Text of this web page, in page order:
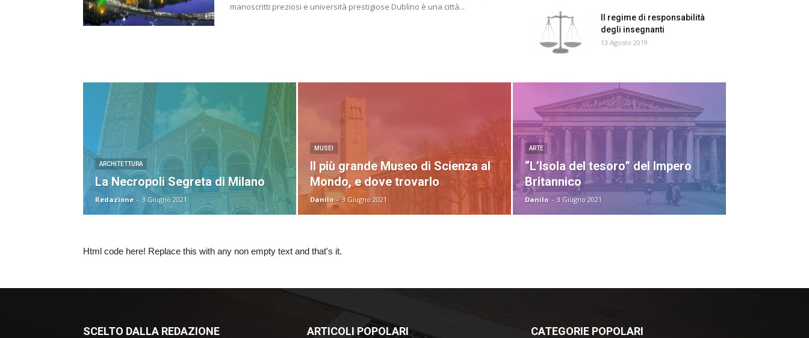
manoscritti preziosi e università prestigiose Dublino è una città...
Il regime di responsabilità
degli insegnanti
13 Agosto 2019
ARCHITETTURA
La Necropoli Segreta di Milano
Redazione - 3 Giugno 2021
MUSEI
Il più grande Museo di Scienza al
Mondo, e dove trovarlo
Danilo - 3 Giugno 2021
ARTE
“L’Isola del tesoro” del Impero
Britannico
Danilo - 3 Giugno 2021
Html code here! Replace this with any non empty text and that's it.
SCELTO DALLA REDAZIONE ARTICOLI POPOLARI CATEGORIE POPOLARI